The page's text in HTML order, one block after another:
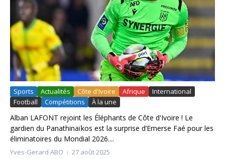
Sports Actualités Côte d'Ivoire Afrique
International
Football
Compétitions À la une
Alban LAFONT rejoint les Éléphants de Côte d'Ivoire ! Le
gardien du Panathinaïkos est la surprise d’Emerse Faé pour les
éliminatoires du Mondial 2026....
Yves-Gerard ABO 27 août 2025